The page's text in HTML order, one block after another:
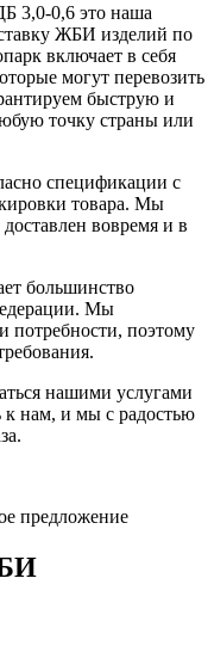
3,0-0,6 это наша
ЖБИ изделий по
включает в себя
могут перевозить
быструю и
точку страны или
спецификации с
товара. Мы
вовремя и в
большинство
Мы
потребности, поэтому
нашими услугами
нам, и мы с радостью
предложение